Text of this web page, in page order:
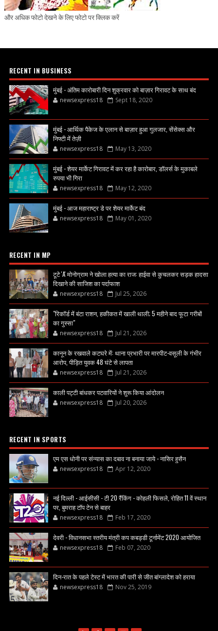
और अधिक फोटो देखने के लिए फोटो पर क्लिक करें
RECENT IN BUSINESS
मुंबई - अंतिम कारोबारी दिन शुक्रवार को बाज़ार गिरावट के साथ बंद
newsexpress18 Sept 18, 2020
मुंबई - आर्थिक पैकेज के एलान से बाज़ार हुआ गुलजार, सेंसेक्स और
निफ्टी में तेज़ी
newsexpress18 May 13, 2020
मुंबई - शेयर मार्केट गिरावट में कर रहा है कारोबार, डॉलर्स के मुकाबले
रुपया भी गिरा
newsexpress18 May 12, 2020
मुंबई - आज महाराष्ट्र डे पर शेयर मार्केट बंद
newsexpress18 May 01, 2020
RECENT IN MP
टूटे 'A' मोनोग्राम ने खोला हत्या का राज: हाईवा से कुचलकर सड़क हादसा
दिखाने की साजिश का पर्दाफाश
newsexpress18 Jul 25, 2026
"रिकॉर्ड में बंटा राशन, हकीकत में खाली थाली; 5 महीने बाद फूटा गरीबों
का गुस्सा"
newsexpress18 Jul 21, 2026
कानून के रखवाले कटघरे में: थाना प्रभारी पर मारपीट-वसूली के गंभीर
आरोप, पीड़ित युवक 48 घंटे से लापता
newsexpress18 Jul 21, 2026
काली पट्टी बांधकर पटवारियों ने शुरू किया आंदोलन
newsexpress18 Jul 20, 2026
RECENT IN SPORTS
एम एस धोनी पर संन्यास का दबाव ना बनाया जाये - नासिर हुसैन
newsexpress18 Apr 12, 2020
नई दिल्ली - आईसीसी - टी 20 रैंकिंग - कोहली फिसले, रोहित 11 वें स्थान
पर, बुमराह टॉप टेन से बाहर
newsexpress18 Feb 17, 2020
देवरी - विधानसभा स्तरीय मंत्री कप कबड्डी टूर्नामेंट 2020 आयोजित
newsexpress18 Feb 07, 2020
दिन-रात के पहले टेस्ट में भारत की पारी से जीत बांग्लादेश को हराया
newsexpress18 Nov 25, 2019